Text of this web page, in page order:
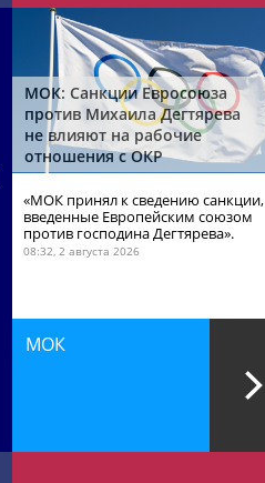
МОК: Санкции Евросоюза
против Михаила Дегтярева
не влияют на рабочие
отношения с ОКР
«МОК принял к сведению санкции,
введенные Европейским союзом
против господина Дегтярева».
08:32, 2 августа 2026
МОК